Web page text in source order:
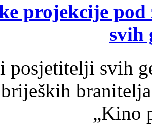
projekcije
svih
posjetitelji svih
„Kino